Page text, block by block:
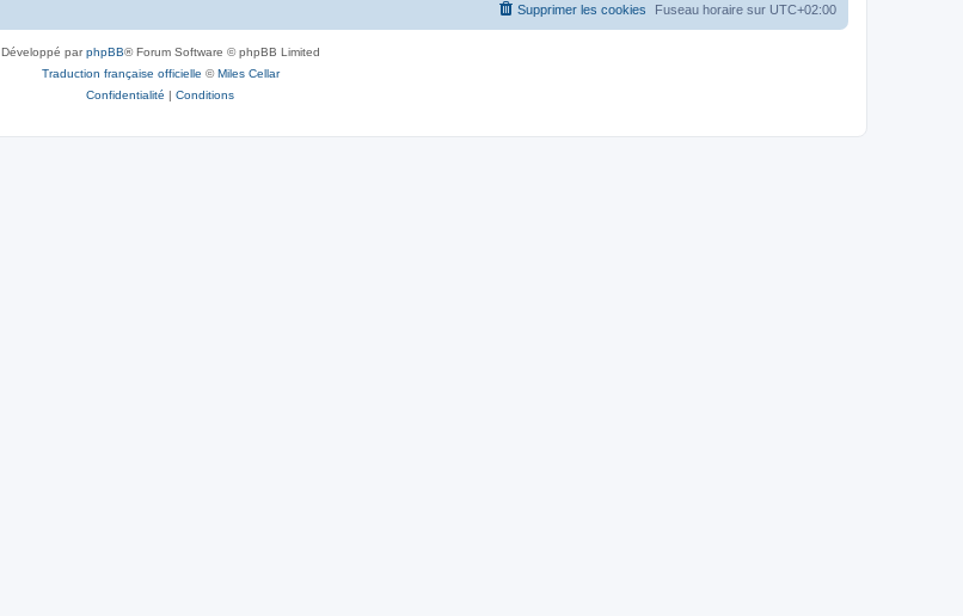
Fuseau horaire sur UTC+02:00
Supprimer les cookies
Développé parphpBB® Forum Software © phpBB Limited
Traduction française officielle ©Miles Cellar
Confidentialité | Conditions